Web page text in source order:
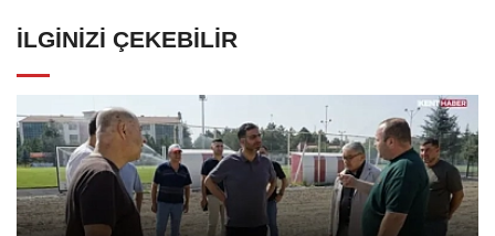
İLGINIZI ÇEKEBILIR